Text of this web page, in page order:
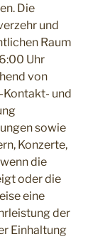
Die
und
Raum
Uhr
von
Kontakt- und
sowie
Konzerte,
die
oder die
eine
der
Einhaltung